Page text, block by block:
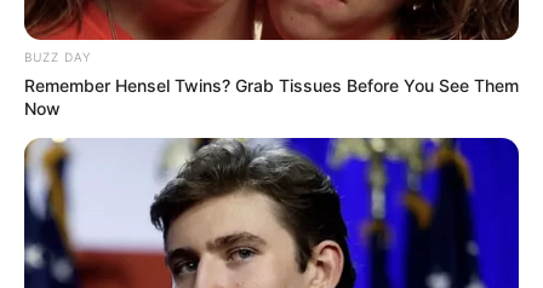
Renata Notni
BUZZ DAY
Remember Hensel Twins? Grab Tissues Before You See Them
Now